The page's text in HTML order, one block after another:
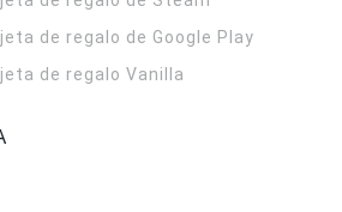
de regalo de Google Play
de regalo Vanilla